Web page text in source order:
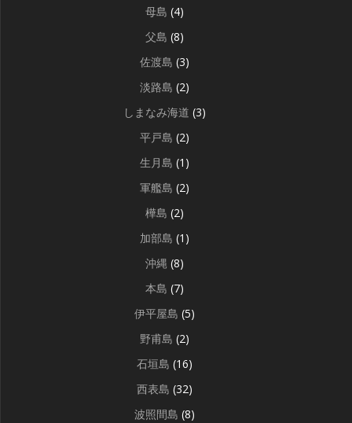
母島 (4)
父島 (8)
佐渡島 (3)
淡路島 (2)
しまなみ海道 (3)
平戸島 (2)
生月島 (1)
軍艦島 (2)
樺島 (2)
加部島 (1)
沖縄 (8)
本島 (7)
伊平屋島 (5)
野甫島 (2)
石垣島 (16)
西表島 (32)
波照間島 (8)